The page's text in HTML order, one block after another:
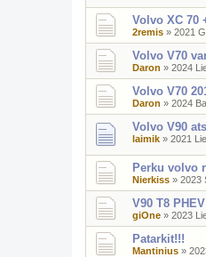
Volvo XC 70
2remis » 2021
Volvo V70
Daron » 2024
Volvo V70
Daron » 2024
Volvo V90
laimik » 2021
Perku volvo
Nierkiss » 2023
V90 T8
giOne » 2023
Patarkit!!!
Mantinius »